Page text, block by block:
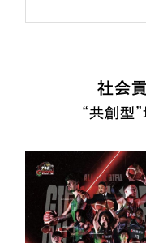
社会
“共創型”